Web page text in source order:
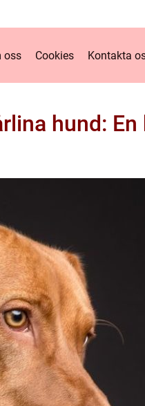
oss Cookies Kontakta
hund: